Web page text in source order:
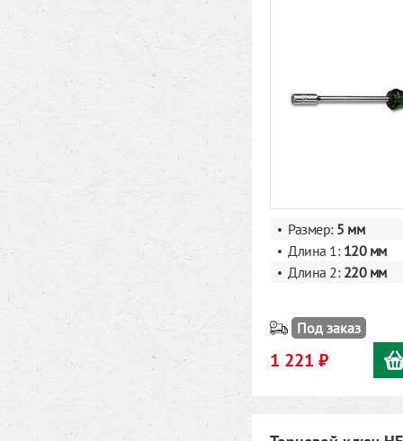
Размер: 5 мм
Длина 1: 120 мм
Длина 2: 220 мм
Под заказ
1 221 ₽